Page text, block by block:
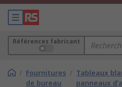
Références fabricant
/ Fournitures
de bureau
/ Tableaux
panneaux